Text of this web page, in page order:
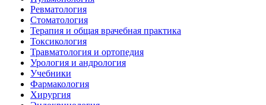
Ревматология
Стоматология
Терапия и общая врачебная практика
Токсикология
Травматология и ортопедия
Урология и андрология
Учебники
Фармакология
Хирургия